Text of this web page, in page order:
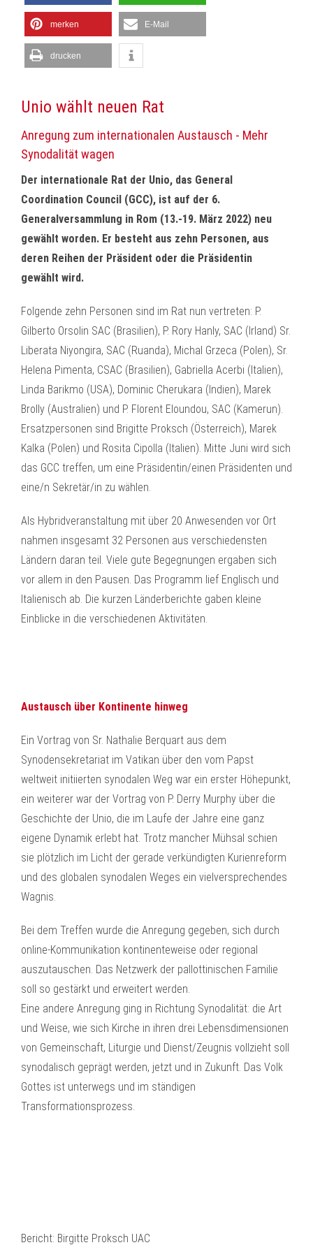
merken E-Mail
drucken
Unio wählt neuen Rat
Anregung zum internationalen Austausch - Mehr
Synodalität wagen
Der internationale Rat der Unio, das General
Coordination Council (GCC), ist auf der 6.
Generalversammlung in Rom (13.-19. März 2022) neu
gewählt worden. Er besteht aus zehn Personen, aus
deren Reihen der Präsident oder die Präsidentin
gewählt wird.
Folgende zehn Personen sind im Rat nun vertreten: P.
Gilberto Orsolin SAC (Brasilien), P. Rory Hanly, SAC (Irland) Sr.
Liberata Niyongira, SAC (Ruanda), Michal Grzeca (Polen), Sr.
Helena Pimenta, CSAC (Brasilien), Gabriella Acerbi (Italien),
Linda Barikmo (USA), Dominic Cherukara (Indien), Marek
Brolly (Australien) und P. Florent Eloundou, SAC (Kamerun).
Ersatzpersonen sind Brigitte Proksch (Österreich), Marek
Kalka (Polen) und Rosita Cipolla (Italien). Mitte Juni wird sich
das GCC treffen, um eine Präsidentin/einen Präsidenten und
eine/n Sekretär/in zu wählen.
Als Hybridveranstaltung mit über 20 Anwesenden vor Ort
nahmen insgesamt 32 Personen aus verschiedensten
Ländern daran teil. Viele gute Begegnungen ergaben sich
vor allem in den Pausen. Das Programm lief Englisch und
Italienisch ab. Die kurzen Länderberichte gaben kleine
Einblicke in die verschiedenen Aktivitäten.
Austausch über Kontinente hinweg
Ein Vortrag von Sr. Nathalie Berquart aus dem
Synodensekretariat im Vatikan über den vom Papst
weltweit initiierten synodalen Weg war ein erster Höhepunkt,
ein weiterer war der Vortrag von P. Derry Murphy über die
Geschichte der Unio, die im Laufe der Jahre eine ganz
eigene Dynamik erlebt hat. Trotz mancher Mühsal schien
sie plötzlich im Licht der gerade verkündigten Kurienreform
und des globalen synodalen Weges ein vielversprechendes
Wagnis.
Bei dem Treffen wurde die Anregung gegeben, sich durch
online-Kommunikation kontinenteweise oder regional
auszutauschen. Das Netzwerk der pallottinischen Familie
soll so gestärkt und erweitert werden.
Eine andere Anregung ging in Richtung Synodalität: die Art
und Weise, wie sich Kirche in ihren drei Lebensdimensionen
von Gemeinschaft, Liturgie und Dienst/Zeugnis vollzieht soll
synodalisch geprägt werden, jetzt und in Zukunft. Das Volk
Gottes ist unterwegs und im ständigen
Transformationsprozess.
Bericht: Birgitte Proksch UAC